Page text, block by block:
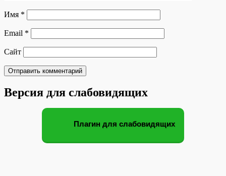
Имя *
Email *
Сайт
Версия для слабовидящих
Плагин для слабовидящих